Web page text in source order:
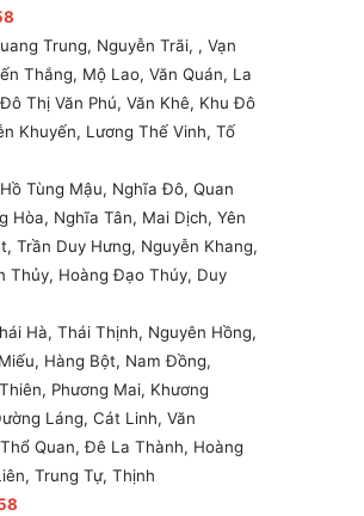
Trung, Nguyễn Trãi, , Vạn
Thắng, Mộ Lao, Văn Quán, La
Thị Văn Phú, Văn Khê, Khu Đô
Khuyến, Lương Thế Vinh, Tố
Hồ Tùng Mậu, Nghĩa Đô, Quan
Hòa, Nghĩa Tân, Mai Dịch, Yên
Trần Duy Hưng, Nguyễn Khang,
Thủy, Hoàng Đạo Thúy, Duy
Hà, Thái Thịnh, Nguyên Hồng,
Hàng Bột, Nam Đồng,
Phương Mai, Khương
Láng, Cát Linh, Văn
Quan, Đê La Thành, Hoàng
Trung Tự, Thịnh